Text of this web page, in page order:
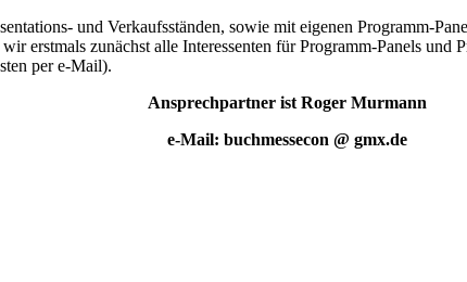
und Verkaufsständen, sowie mit eigenen Programm-
erstmals zunächst alle Interessenten für Programm-Panels und
per e-Mail).
Ansprechpartner ist Roger Murmann
e-Mail: buchmessecon @ gmx.de